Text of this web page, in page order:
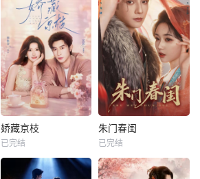
娇藏京枝
已完结
朱门春闺
已完结